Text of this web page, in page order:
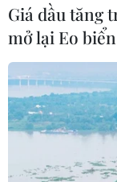
Giá dầu tăng
mở lại Eo